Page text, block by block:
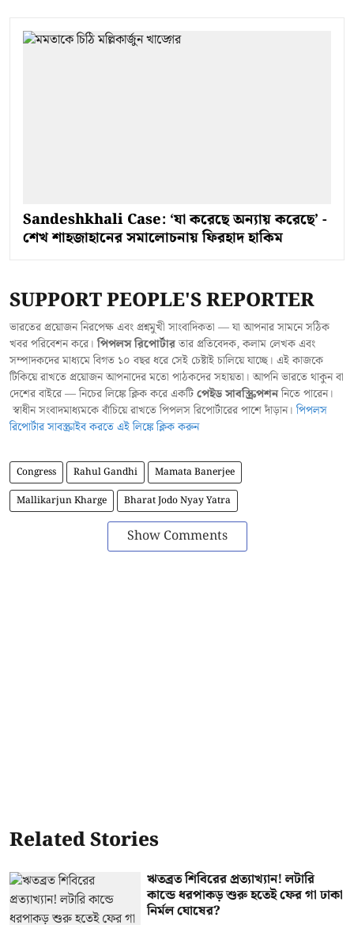
Sandeshkhali Case: ‘যা করেছে অন্যায় করেছে’ -
শেখ শাহজাহানের সমালোচনায় ফিরহাদ হাকিম
SUPPORT PEOPLE'S REPORTER
ভারতের প্রয়োজন নিরপেক্ষ এবং প্রশ্নমুখী সাংবাদিকতা — যা আপনার সামনে সঠিক
খবর পরিবেশন করে।পিপলস রিপোর্টারতার প্রতিবেদক, কলাম লেখক এবং
সম্পাদকদের মাধ্যমে বিগত ১০ বছর ধরে সেই চেষ্টাই চালিয়ে যাচ্ছে। এই কাজকে
টিকিয়ে রাখতে প্রয়োজন আপনাদের মতো পাঠকদের সহায়তা। আপনি ভারতে থাকুন বা
দেশের বাইরে — নিচের লিঙ্কে ক্লিক করে একটিপেইড সাবস্ক্রিপশননিতে পারেন।
স্বাধীন সংবাদমাধ্যমকে বাঁচিয়ে রাখতে পিপলস রিপোর্টারের পাশে দাঁড়ান।পিপলস
রিপোর্টার সাবস্ক্রাইব করতে এই লিঙ্কে ক্লিক করুন
Congress Rahul Gandhi
Mamata Banerjee
Mallikarjun Kharge
Bharat Jodo Nyay Yatra
Show Comments
Related Stories
ঋতব্রত শিবিরের প্রত্যাখ্যান! লটারি
কান্ডে ধরপাকড় শুরু হতেই ফের গা ঢাকা
নির্মল ঘোষের?